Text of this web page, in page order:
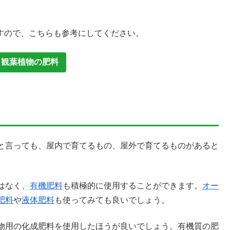
で、こちらも参考にしてください。
葉植物の肥料
っても、屋内で育てるもの、屋外で育てるものがあると
なく、 有機肥料も積極的に使用することができます。 オー
料や液体肥料も使ってみても良いでしょう。
の化成肥料を使用したほうが良いでしょう。有機質の肥